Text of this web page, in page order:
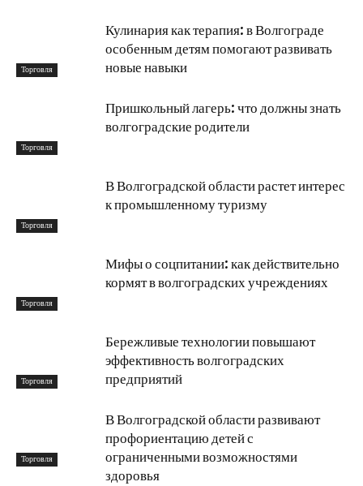
Торговля
Кулинария как терапия: в Волгограде
особенным детям помогают развивать
новые навыки
Торговля
Пришкольный лагерь: что должны знать
волгоградские родители
Торговля
В Волгоградской области растет интерес
к промышленному туризму
Торговля
Мифы о соцпитании: как действительно
кормят в волгоградских учреждениях
Торговля
Бережливые технологии повышают
эффективность волгоградских
предприятий
Торговля
В Волгоградской области развивают
профориентацию детей с
ограниченными возможностями
здоровья